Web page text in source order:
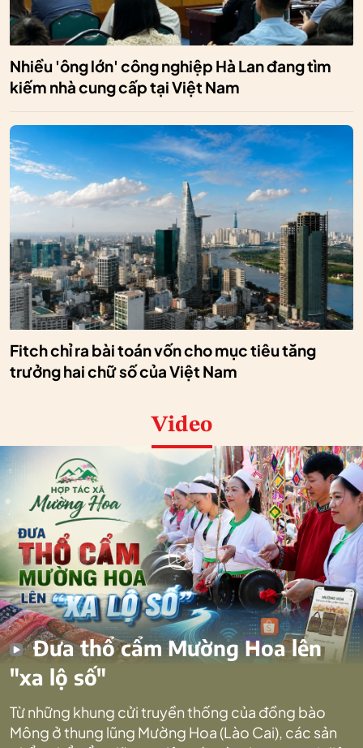
Nhiều 'ông lớn' công nghiệp Hà Lan đang tìm
kiếm nhà cung cấp tại Việt Nam
Fitch chỉ ra bài toán vốn cho mục tiêu tăng
trưởng hai chữ số của Việt Nam
Video
Đưa thổ cẩm Mường Hoa lên
"xa lộ số"
Từ những khung cửi truyền thống của đồng bào
Mông ở thung lũng Mường Hoa (Lào Cai), các sản